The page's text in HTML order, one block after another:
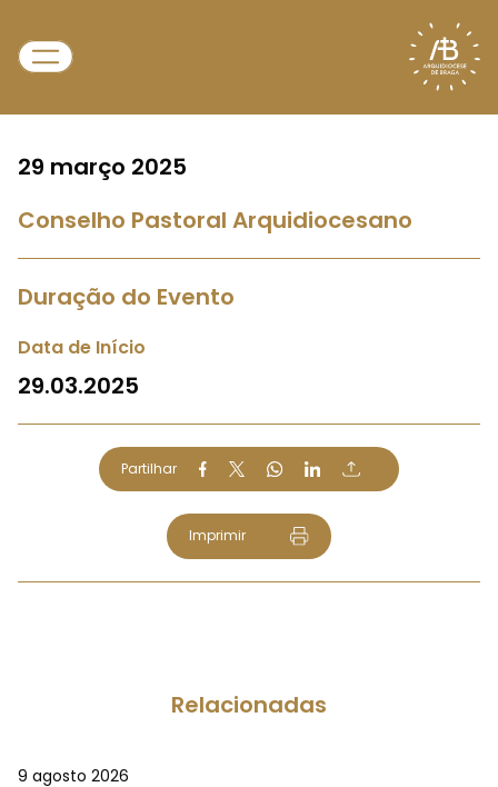
29 março 2025
Conselho Pastoral Arquidiocesano
Duração do Evento
Data de Início
29.03.2025
Partilhar
Imprimir
Relacionadas
9 agosto 2026